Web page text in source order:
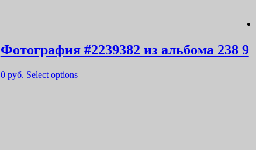
Фотография #2239382 из альбома 238 9
0 руб. Select options